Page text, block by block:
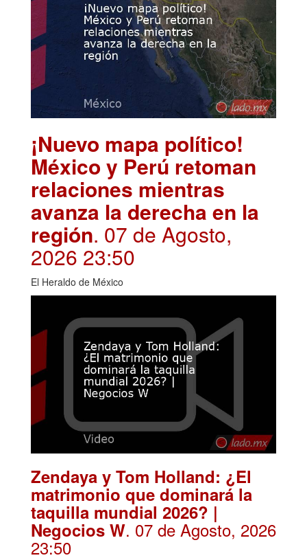
¡Nuevo mapa político!
México y Perú retoman
relaciones mientras
avanza la derecha en la
región. 07 de Agosto,
2026 23:50
El Heraldo de México
Zendaya y Tom Holland: ¿El
matrimonio que dominará la
taquilla mundial 2026? |
Negocios W. 07 de Agosto, 2026
23:50